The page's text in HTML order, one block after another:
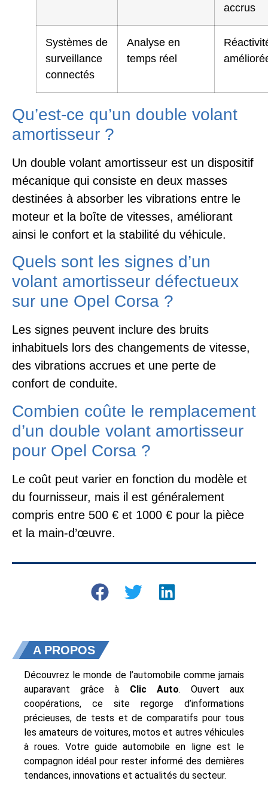
accrus
Systèmes de
surveillance
connectés
Analyse en
temps réel
Qu’est-ce qu’un double volant
amortisseur ?
Un double volant amortisseur est un dispositif
mécanique qui consiste en deux masses
destinées à absorber les vibrations entre le
moteur et la boîte de vitesses, améliorant
ainsi le confort et la stabilité du véhicule.
Quels sont les signes d’un
volant amortisseur défectueux
sur une Opel Corsa ?
Les signes peuvent inclure des bruits
inhabituels lors des changements de vitesse,
des vibrations accrues et une perte de
confort de conduite.
Combien coûte le remplacement
d’un double volant amortisseur
pour Opel Corsa ?
Le coût peut varier en fonction du modèle et
du fournisseur, mais il est généralement
compris entre 500 € et 1000 € pour la pièce
et la main-d’œuvre.
A PROPOS
Découvrez le monde de l’automobile comme jamais
auparavant grâce à Clic Auto. Ouvert aux
coopérations, ce site regorge d’informations
précieuses, de tests et de comparatifs pour tous
les amateurs de voitures, motos et autres véhicules
à roues. Votre guide automobile en ligne est le
compagnon idéal pour rester informé des dernières
tendances, innovations et actualités du secteur.